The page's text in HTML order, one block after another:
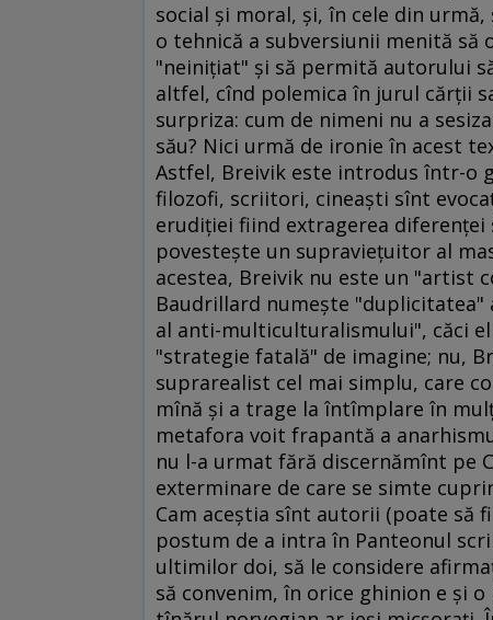
social şi moral, şi, în cele din
o tehnică a subversiunii menită
"neiniţiat" şi să permită autorului
altfel, cînd polemica în jurul cărţii
surpriza: cum de nimeni nu a
său? Nici urmă de ironie în acest
Astfel, Breivik este introdus într-o
filozofi, scriitori, cineaşti sînt
erudiţiei fiind extragerea
povesteşte un supravieţuitor al
acestea, Breivik nu este un "artist
Baudrillard numeşte "duplicitatea"
al anti-multiculturalismului", căci
"strategie fatală" de imagine; nu,
suprarealist cel mai simplu, care
mînă şi a trage la întîmplare în
metafora voit frapantă a
nu l-a urmat fără discernămînt pe
exterminare de care se simte
Cam aceştia sînt autorii (poate să
postum de a intra în Panteonul
ultimilor doi, să le considere
să convenim, în orice ghinion e şi